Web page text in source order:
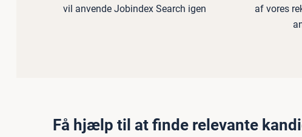
vil anvende Jobindex Search igen
af vores
Få hjælp til at finde relevante